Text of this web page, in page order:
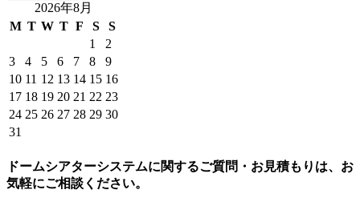
ア
カ
イ
ブ
2026年8月
M T W T F S
S
1
2
3
4 5 6 7 8
9
10 11 12 13 14 15 16
17 18 19 20 21 22 23
24 25 26 27 28 29 30
31
ドームシアターシステムに関するご質問・お見積もりは、 お
気軽にご相談ください。